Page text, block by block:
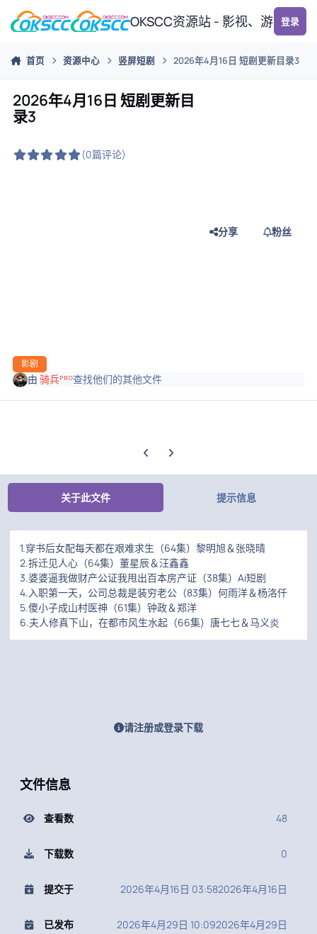
跳转到帖子
OKSCC资源站 - 影视、游戏、
登录
首页 资源中心 竖屏短剧 2026年4月16日 短剧更新目录3
2026年4月16日 短剧更新目
录3
(0篇评论)
影剧
分享 粉丝
由骑兵ᴾᴿᴼ查找他们的其他文件
上一张轮播幻灯片
下一张轮播幻灯片
关于此文件 提示信息
1.穿书后女配每天都在艰难求生（64集）黎明旭＆张晓晴
2.拆迁见人心（64集）董星辰＆汪鑫鑫
3.婆婆逼我做财产公证我甩出百本房产证（38集）Ai短剧
4.入职第一天，公司总裁是装穷老公（83集）何雨洋＆杨洛仟
5.傻小子成山村医神（61集）钟政＆郑洋
6.夫人修真下山，在都市风生水起（66集）唐七七＆马义炎
请注册或登录下载
文件信息
查看数 48
下载数 0
提交于 2026年4月16日 03:582026年4月16日
已发布 2026年4月29日 10:092026年4月29日